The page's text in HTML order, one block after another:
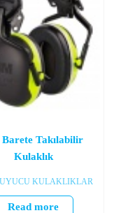
Takılabilir
Kulaklık
KULAKLIKLAR
Read more